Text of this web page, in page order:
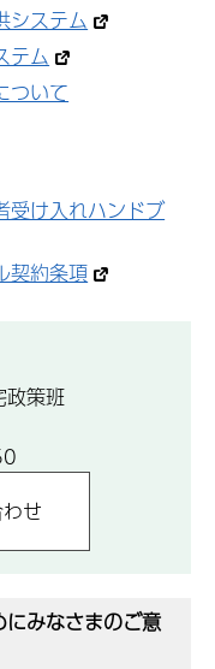
システム
テム
ついて
受け入れハンドブ
契約条項
政策班
みなさまのご意